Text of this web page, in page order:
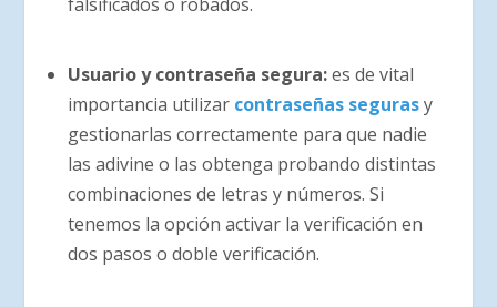
Usuario y contraseña segura:es de vital
importancia utilizar contraseñas segurasy
gestionarlas correctamente para que nadie
las adivine o las obtenga probando distintas
combinaciones de letras y números. Si
tenemos la opción activar la verificación en
dos pasos o doble verificación.